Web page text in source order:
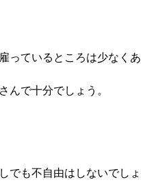
っているところは少なくあ
んで十分でしょう。
でも不自由はしないでしょ